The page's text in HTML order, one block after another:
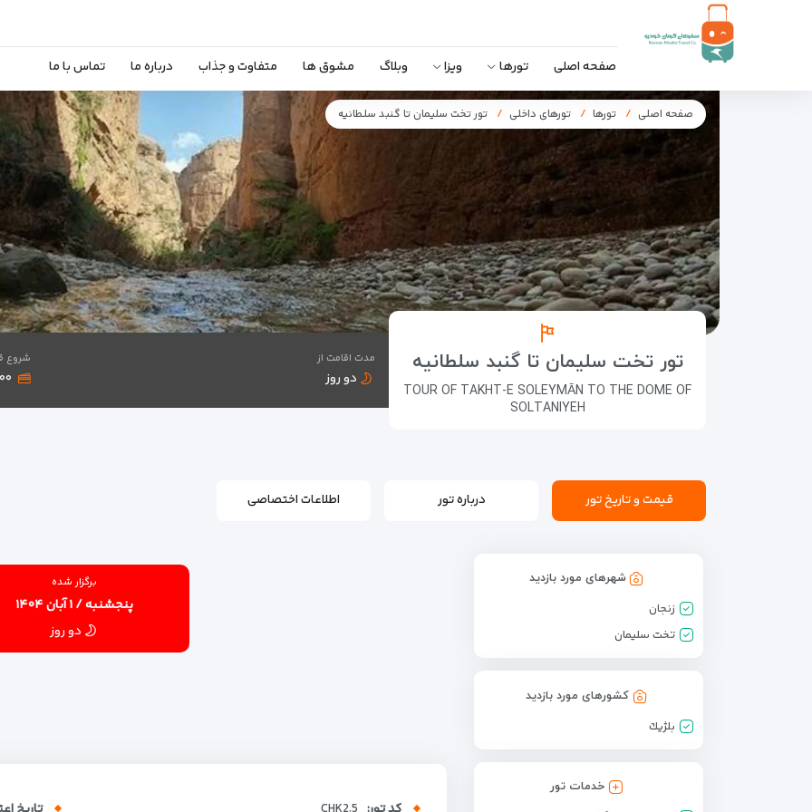
صفحه اصلی تورها ویزا وبلاگ مشوق ها متفاوت و جذاب درباره ما تماس با ما
صفحه اصلی تورها تورهای داخلی تور تخت سلیمان تا گنبد سلطانیه
تور تخت سلیمان تا گنبد سلطانیه
TOUR OF TAKHT-E SOLEYMĀN TO THE DOME OF
SOLTANIYEH
مدت اقامت از
دو روز
شروع
قیمت و تاریخ تور درباره تور اطلاعات اختصاصی
شهرهای مورد بازدید
زنجان
تخت سلیمان
کشورهای مورد بازدید
بلژيك
خدمات تور
برگزار شده
پنجشنبه / ۱ آبان ۱۴۰۴
دو روز